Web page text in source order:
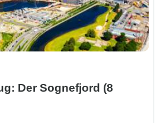
Der Sognefjord (8